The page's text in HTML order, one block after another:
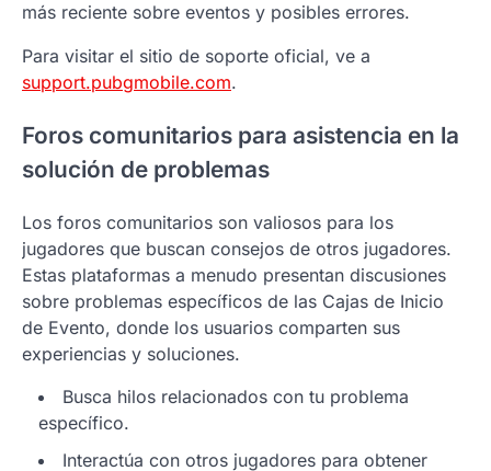
más reciente sobre eventos y posibles errores.
Para visitar el sitio de soporte oficial, ve a
support.pubgmobile.com.
Foros comunitarios para asistencia en la
solución de problemas
Los foros comunitarios son valiosos para los
jugadores que buscan consejos de otros jugadores.
Estas plataformas a menudo presentan discusiones
sobre problemas específicos de las Cajas de Inicio
de Evento, donde los usuarios comparten sus
experiencias y soluciones.
Busca hilos relacionados con tu problema
específico.
Interactúa con otros jugadores para obtener